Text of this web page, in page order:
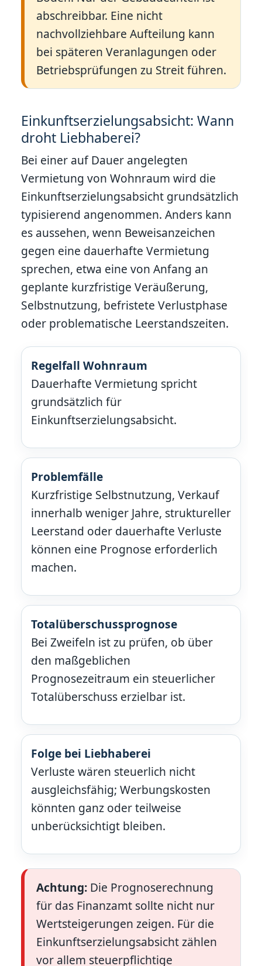
abschreibbar. Eine nicht
nachvollziehbare Aufteilung kann
bei späteren Veranlagungen oder
Betriebsprüfungen zu Streit führen.
Einkunftserzielungsabsicht: Wann
droht Liebhaberei?
Bei einer auf Dauer angelegten
Vermietung von Wohnraum wird die
Einkunftserzielungsabsicht grundsätzlich
typisierend angenommen. Anders kann
es aussehen, wenn Beweisanzeichen
gegen eine dauerhafte Vermietung
sprechen, etwa eine von Anfang an
geplante kurzfristige Veräußerung,
Selbstnutzung, befristete Verlustphase
oder problematische Leerstandszeiten.
Regelfall Wohnraum
Dauerhafte Vermietung spricht
grundsätzlich für
Einkunftserzielungsabsicht.
Problemfälle
Kurzfristige Selbstnutzung, Verkauf
innerhalb weniger Jahre, struktureller
Leerstand oder dauerhafte Verluste
können eine Prognose erforderlich
machen.
Totalüberschussprognose
Bei Zweifeln ist zu prüfen, ob über
den maßgeblichen
Prognosezeitraum ein steuerlicher
Totalüberschuss erzielbar ist.
Folge bei Liebhaberei
Verluste wären steuerlich nicht
ausgleichsfähig; Werbungskosten
könnten ganz oder teilweise
unberücksichtigt bleiben.
Achtung: Die Prognoserechnung
für das Finanzamt sollte nicht nur
Wertsteigerungen zeigen. Für die
Einkunftserzielungsabsicht zählen
vor allem steuerpflichtige